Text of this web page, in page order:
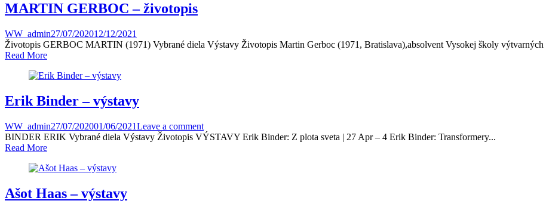
MARTIN GERBOC​ – životopis
WW_admin27/07/202012/12/2021
Životopis GERBOC MARTIN (1971)​ Vybrané diela Výstavy Životopis Martin Gerboc (1971, Bratislava),absolvent Vysokej školy výtvarných
Read More
Erik Binder – výstavy
WW_admin27/07/202001/06/2021Leave a comment
BINDER ERIK Vybrané diela Výstavy Životopis VÝSTAVY Erik Binder: Z plota sveta | 27 Apr – 4 Erik Binder: Transformery...
Read More
Ašot Haas – výstavy